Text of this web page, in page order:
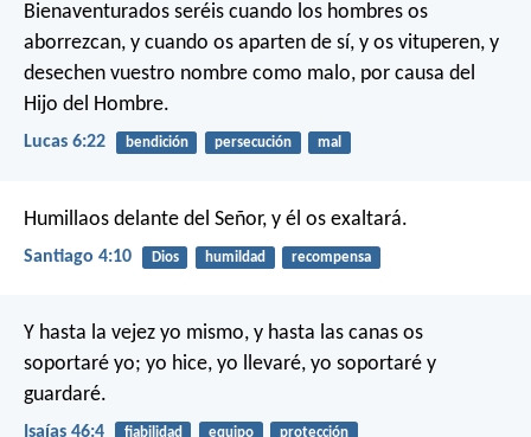
Bienaventurados seréis cuando los hombres os
aborrezcan, y cuando os aparten de sí, y os vituperen, y
desechen vuestro nombre como malo, por causa del
Hijo del Hombre.
Lucas 6:22 bendición persecución mal
Humillaos delante del Señor, y él os exaltará.
Santiago 4:10 Dios humildad recompensa
Y hasta la vejez yo mismo, y hasta las canas os
soportaré yo; yo hice, yo llevaré, yo soportaré y
guardaré.
Isaías 46:4 fiabilidad equipo protección